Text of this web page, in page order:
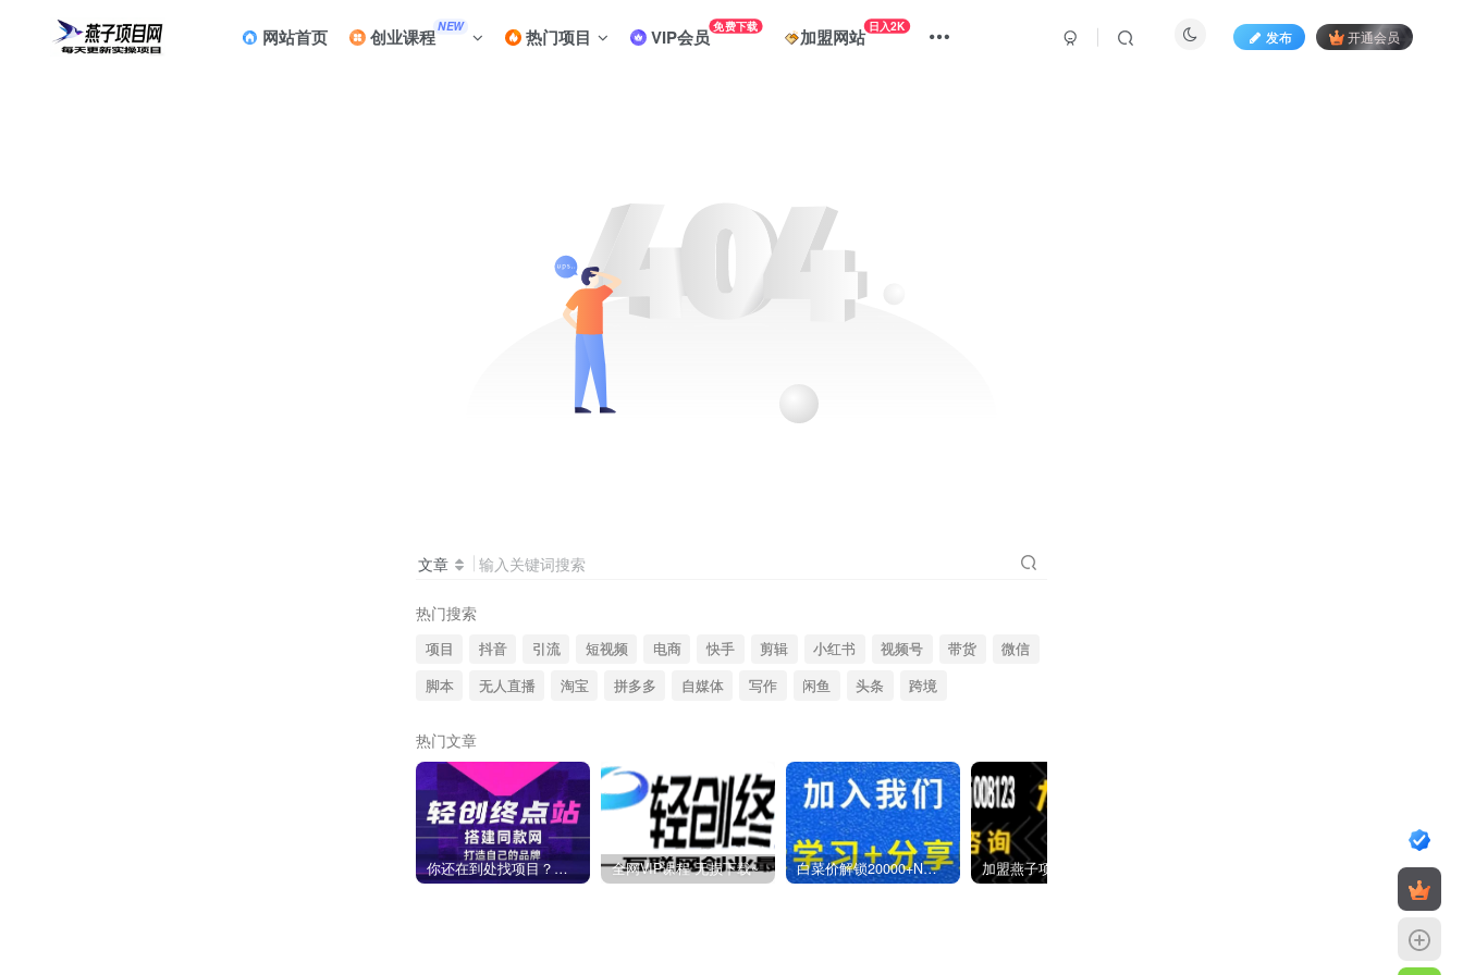
网站首页 创业课程NEW 热门项目 VIP会员 免费下载 加盟网站 日入2K
发布 开通会员
文章 输入关键词搜索
热门搜索
项目 抖音 引流 短视频 电商 快手 剪辑 小红书 视频号 带货
微信
脚本
无人直播 淘宝 拼多多 自媒体 写作 闲鱼 头条 跨境
热门文章
你还在到处找项目？还在当韭菜？我靠卖项目一个月收入5万+，曾经我也是个失败者。 全网VIP课程 无损下载~ 白菜价解锁20000+N个赚钱机会，加入燕子项目网会员，全站资源免费学习。